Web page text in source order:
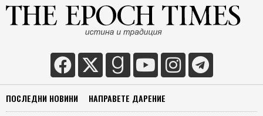
ПОСЛЕДНИ НОВИНИ НАПРАВЕТЕ ДАРЕНИЕ